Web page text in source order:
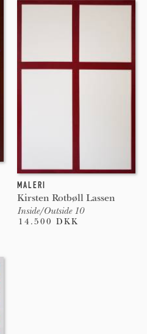
MALERI
Kirsten Rotbøll Lassen
Inside/Outside 10
14.500 DKK